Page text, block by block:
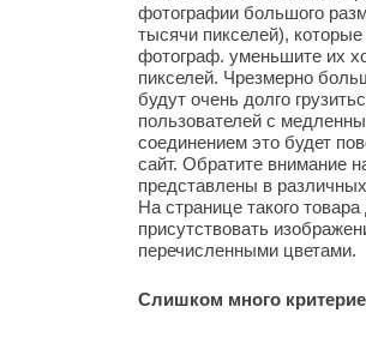
фотографии большого
тысячи пикселей),
фотограф. уменьшите их
пикселей. Чрезмерно
будут очень долго
пользователей с
соединением это будет
сайт. Обратите внимание
представлены в
На странице такого
присутствовать
перечисленными цветами.
Слишком много